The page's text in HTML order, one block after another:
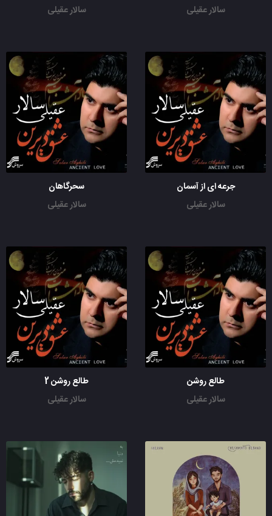
سالار عقیلی
سالار عقیلی
جرعه ای از آسمان
سالار عقیلی
سحرگاهان
سالار عقیلی
طالع روشن
سالار عقیلی
طالع روشن 2
سالار عقیلی